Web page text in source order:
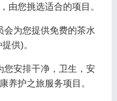
由您挑选适合的项目。
会为您提供免费的茶水
供)。
您安排干净，卫生，安
养护之旅服务项目。